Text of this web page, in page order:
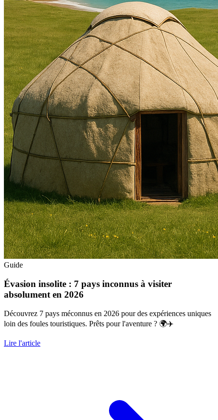
Guide
Évasion insolite : 7 pays inconnus à visiter
absolument en 2026
Découvrez 7 pays méconnus en 2026 pour des expériences uniques
loin des foules touristiques. Prêts pour l'aventure ? 🌍✈️
Lire l'article